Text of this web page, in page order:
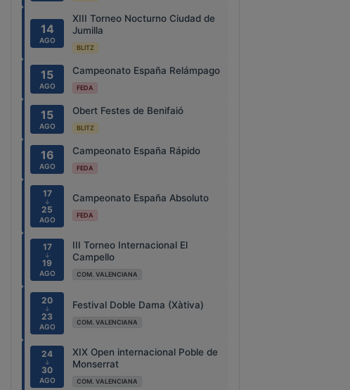
14
AGO
XIII Torneo Nocturno Ciudad de
Jumilla
BLITZ
15
AGO
Campeonato España Relámpago
FEDA
15
AGO
Obert Festes de Benifaió
BLITZ
16
AGO
Campeonato España Rápido
FEDA
17
↓
25
AGO
Campeonato España Absoluto
FEDA
17
↓
19
AGO
III Torneo Internacional El
Campello
COM. VALENCIANA
20
↓
23
AGO
Festival Doble Dama (Xàtiva)
COM. VALENCIANA
24
↓
30
AGO
XIX Open internacional Poble de
Monserrat
COM. VALENCIANA